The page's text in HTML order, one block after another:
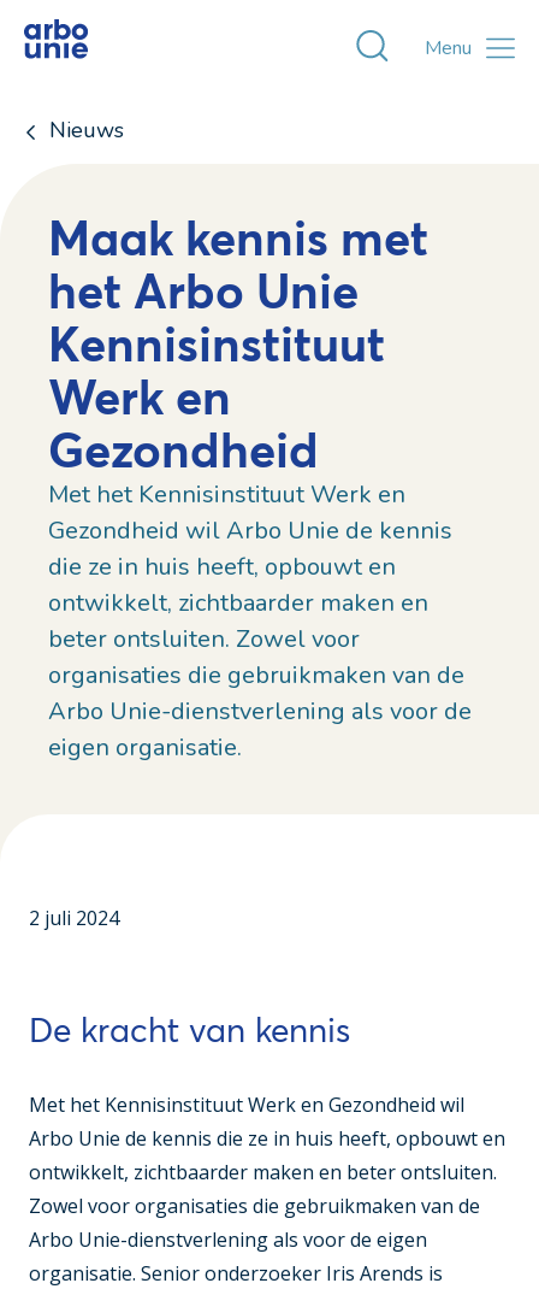
Toggle
Menu
Nieuws
Maak kennis met
het Arbo Unie
Kennisinstituut
Werk en
Gezondheid
Met het Kennisinstituut Werk en
Gezondheid wil Arbo Unie de kennis
die ze in huis heeft, opbouwt en
ontwikkelt, zichtbaarder maken en
beter ontsluiten. Zowel voor
organisaties die gebruikmaken van de
Arbo Unie-dienstverlening als voor de
eigen organisatie.
2 juli 2024
De kracht van kennis
Met het Kennisinstituut Werk en Gezondheid wil
Arbo Unie de kennis die ze in huis heeft, opbouwt en
ontwikkelt, zichtbaarder maken en beter ontsluiten.
Zowel voor organisaties die gebruikmaken van de
Arbo Unie-dienstverlening als voor de eigen
organisatie. Senior onderzoeker Iris Arends is